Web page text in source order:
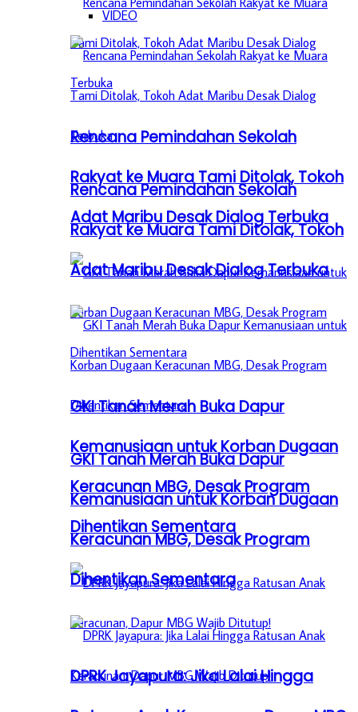
Rencana Pemindahan Sekolah
Rakyat ke Muara Tami Ditolak, Tokoh
Adat Maribu Desak Dialog Terbuka
GKI Tanah Merah Buka Dapur
Kemanusiaan untuk Korban Dugaan
Keracunan MBG, Desak Program
Dihentikan Sementara
DPRK Jayapura: Jika Lalai Hingga
VIDEO
Rencana Pemindahan Sekolah
Rakyat ke Muara Tami Ditolak, Tokoh
Adat Maribu Desak Dialog Terbuka
GKI Tanah Merah Buka Dapur
Kemanusiaan untuk Korban Dugaan
Keracunan MBG, Desak Program
Dihentikan Sementara